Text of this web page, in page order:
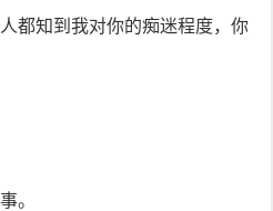
都知到我对你的痴迷程度，你
。